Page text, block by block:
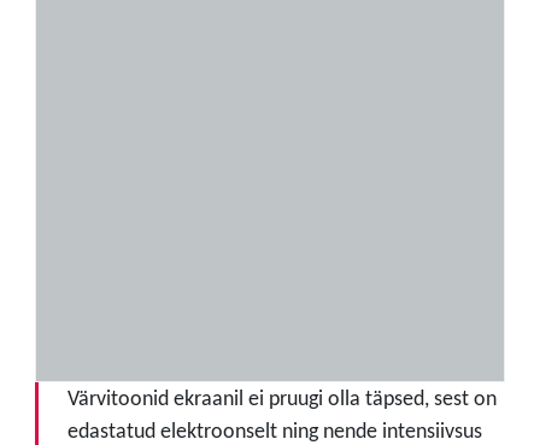
Värvitoonid ekraanil ei pruugi olla täpsed, sest on
edastatud elektroonselt ning nende intensiivsus